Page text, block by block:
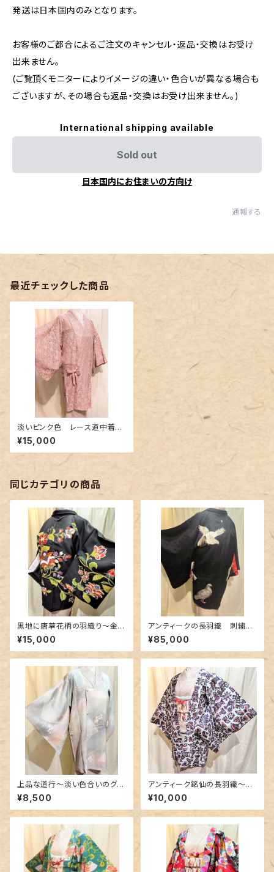
発送は日本国内のみとなります。
お客様のご都合によるご注文のキャンセル・返品・交換はお受け
出来ません。
(ご覧頂くモニターによりイメージの違い・色合いが異なる場合も
ございますが、その場合も返品・交換はお受け出来ません。)
International shipping available
Sold out
日本国内にお住まいの方向け
通報する
最近チェックした商品
淡いピンク色 レース道中着〜
柔らかなレース〜
¥15,000
同じカテゴリの商品
黒地に唐草花柄の羽織り〜金彩
と金駒刺繍〜
¥15,000
アンティークの長羽織 刺繍〜
鳩柄の逸品〜
¥85,000
上品な道行〜淡い色合いのグラ
デーション〜
¥8,500
アンティーク銘仙の長羽織〜絵
本のような柄〜
¥10,000